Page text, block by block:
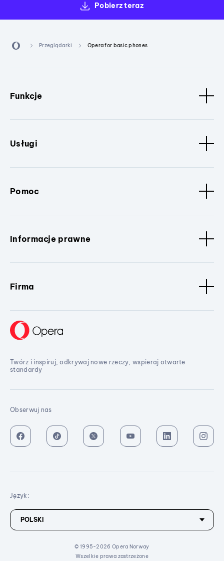
Przeglądarki Opera for basic phones
Funkcje
Usługi
Pomoc
Informacje prawne
Firma
Twórz i inspiruj, odkrywaj nowe rzeczy, wspieraj otwarte
standardy
Obserwuj nas
© 1995-2026 Opera Norway
Wszelkie prawa zastrzeżone
Język:
Pobierz teraz